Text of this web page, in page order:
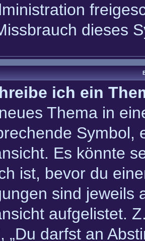
dieses
ich ein
Thema in
Symbol,
Es könnte
ist, bevor du
sind jeweils
aufgelistet.
„Du darfst an